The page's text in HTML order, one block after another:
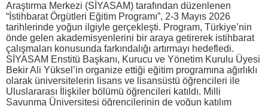
Araştırma Merkezi (SİYASAM) tarafından düzenlenen
“İstihbarat Örgütleri Eğitim Programı”, 2-3 Mayıs 2026
tarihlerinde yoğun ilgiyle gerçekleşti. Program, Türkiye’nin
önde gelen akademisyenlerini bir araya getirerek istihbarat
çalışmaları konusunda farkındalığı artırmayı hedefledi.
SİYASAM Enstitü Başkanı, Kurucu ve Yönetim Kurulu Üyesi
Bekir Ali Yüksel’in organize ettiği eğitim programına ağırlıklı
olarak üniversitelerin lisans ve lisansüstü öğrencileri ile
Uluslararası İlişkiler bölümü öğrencileri katıldı. Milli
Savunma Üniversitesi öğrencilerinin de yoğun katılım